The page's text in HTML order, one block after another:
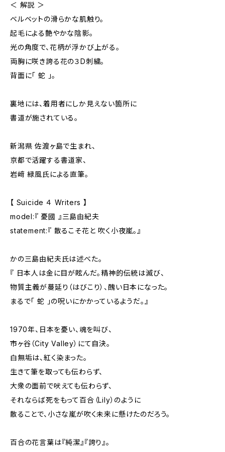
＜ 解説 ＞
ベルベットの滑らかな肌触り。
起毛による艶やかな陰影。
光の角度で、花柄が浮かび上がる。
両胸に咲き誇る花の３D刺繍。
背面に「 蛇 」。
裏地には、着用者にしか見えない箇所に
書道が施されている。
新潟県 佐渡ヶ島で生まれ、
京都で活躍する書道家、
岩﨑 緑風氏による直筆。
【 Suicide ４ Writers 】
model:『 憂國 』三島由紀夫
statement:『 散るこそ花と 吹く小夜嵐。』
かの三島由紀夫氏は述べた。
『 日本人は金に目が眩んだ。精神的伝統は滅び、
物質主義が蔓延り（はびこり）、醜い日本になった。
まるで「 蛇 」の呪いにかかっているようだ。』
1970年、日本を憂い、魂を叫び、
市ヶ谷（City Valley）にて自決。
白無垢は、紅く染まった。
生きて筆を取っても伝わらず、
大衆の面前で吠えても伝わらず、
それならば死をもって百合（Lily）のように
散ることで、小さな嵐が吹く未来に懸けたのだろう。
百合の花言葉は『純潔』『誇り』。